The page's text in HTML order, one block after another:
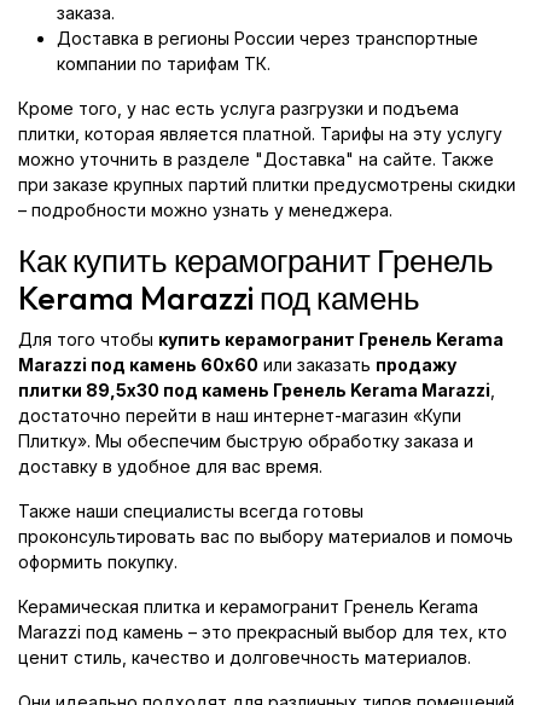
заказа.
Доставка в регионы России через транспортные
компании по тарифам ТК.
Кроме того, у нас есть услуга разгрузки и подъема
плитки, которая является платной. Тарифы на эту услугу
можно уточнить в разделе "Доставка" на сайте. Также
при заказе крупных партий плитки предусмотрены скидки
– подробности можно узнать у менеджера.
Как купить керамогранит Гренель
Kerama Marazzi под камень
Для того чтобы купить керамогранит Гренель Kerama
Marazzi под камень 60x60 или заказать продажу
плитки 89,5x30 под камень Гренель Kerama Marazzi,
достаточно перейти в наш интернет-магазин «Купи
Плитку». Мы обеспечим быструю обработку заказа и
доставку в удобное для вас время.
Также наши специалисты всегда готовы
проконсультировать вас по выбору материалов и помочь
оформить покупку.
Керамическая плитка и керамогранит Гренель Kerama
Marazzi под камень – это прекрасный выбор для тех, кто
ценит стиль, качество и долговечность материалов.